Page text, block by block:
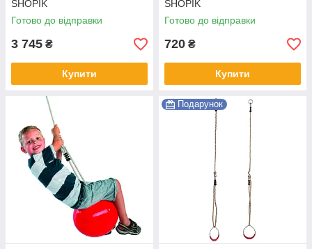
SHOPIK
Готово до відправки
3 745 ₴
Купити
SHOPIK
Готово до відправки
720 ₴
Купити
Подарунок